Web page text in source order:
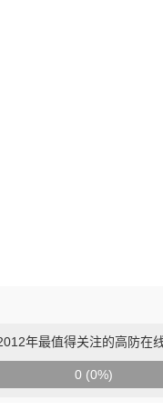
年最值得关注的高防在
0 (0%)